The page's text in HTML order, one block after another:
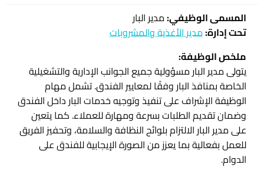
المسمى الوظيفي:مدير البار
تحت إدارة:مدير الأغذية والمشروبات
ملخص الوظيفة:
يتولى مدير البار مسؤولية جميع الجوانب الإدارية والتشغيلية
الخاصة بمنافذ البار وفقًا لمعايير الفندق. تشمل مهام
الوظيفة الإشراف على تنفيذ وتوجيه خدمات البار داخل الفندق
وضمان تقديم الطلبات بسرعة ومهارة للعملاء. كما يتعين
على مدير البار الالتزام بلوائح النظافة والسلامة، وتحفيز الفريق
للعمل بفعالية بما يعزز من الصورة الإيجابية للفندق على
الدوام.